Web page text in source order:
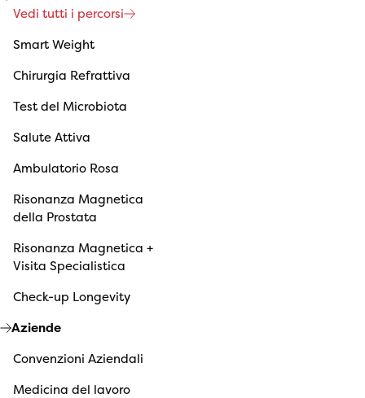
Vedi tutti i percorsi
Smart Weight
Chirurgia Refrattiva
Test del Microbiota
Salute Attiva
Ambulatorio Rosa
Risonanza Magnetica
della Prostata
Risonanza Magnetica +
Visita Specialistica
Check-up Longevity
Aziende
Convenzioni Aziendali
Medicina del lavoro